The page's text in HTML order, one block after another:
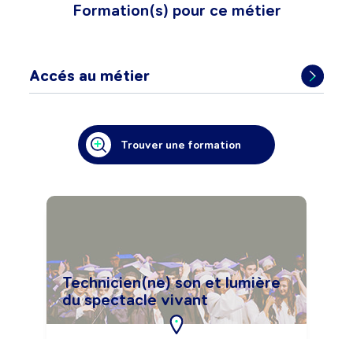
Formation(s) pour ce métier
Accés au métier
Trouver une formation
Technicien(ne) son et lumière
du spectacle vivant